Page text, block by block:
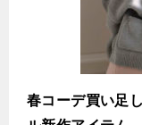
春コーデ買い足